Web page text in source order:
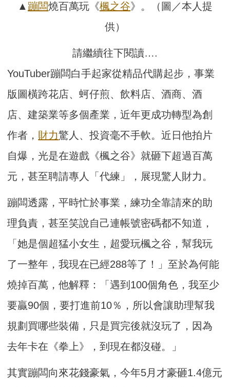
▲ 蹦闆燒百萬玩《楓之谷》。（圖／本人提
供）
請繼續往下閱讀….
YouTuber蹦闆白手起家從精品代購起步，事業
版圖橫跨花店、蚵仔煎、飲料店、酒商、酒
店、建築業等多個產業，近年更成功轉型為創
作者， 財力驚人、投資毫不手軟。近日他拍片
自爆，光是在遊戲《楓之谷》就砸下超過百萬
元，甚至聘請專人「代練」，展現驚人財力。
蹦闆透露，平時忙於事業，練功全靠請來的助
理負責，甚至笑說自己連帳號密碼都不知道，
「她是個超猛小女生，超愛玩楓之谷，幫我玩
了一整年，我現在已經288等了！」至於為何能
燒掉百萬，他解釋：「遇到100個角色，我至少
要贏90個，要打進前10％，所以會讓助理幫我
規劃買哪些裝備，只是買完後就沒玩了，因為
去年卡在《拳上》，到現在都沒碰。」
其實蹦闆向來花錢豪氣，今年5月才豪砸1.4億元